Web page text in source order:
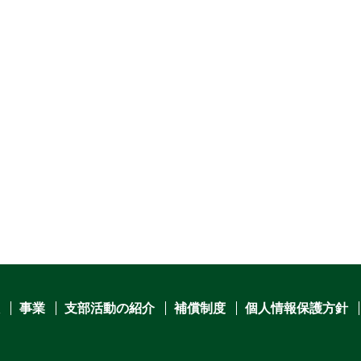
事業 支部活動の紹介 補償制度 個人情報保護方針